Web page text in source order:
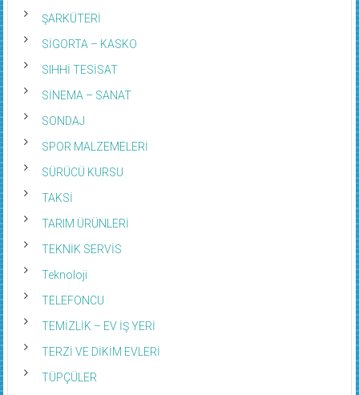
ŞARKÜTERİ
SİGORTA – KASKO
SIHHİ TESİSAT
SİNEMA – SANAT
SONDAJ
SPOR MALZEMELERİ
SÜRÜCÜ KURSU
TAKSİ
TARIM ÜRÜNLERİ
TEKNİK SERVİS
Teknoloji
TELEFONCU
TEMİZLİK – EV İŞ YERİ
TERZİ VE DİKİM EVLERİ
TÜPÇÜLER